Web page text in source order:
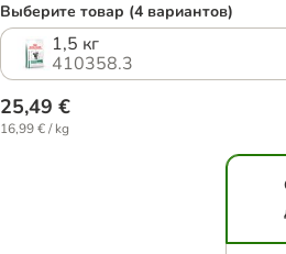
Выберите товар (4 вариантов)
1,5 кг
410358.3
25,49 €
16,99 € / kg